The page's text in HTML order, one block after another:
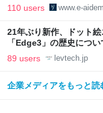
110 users www.e-
21年ぶり新作、ドット絵
「Edge3」の歴史につ
LAB
89 users levtech.jp
企業メディアをもっと読